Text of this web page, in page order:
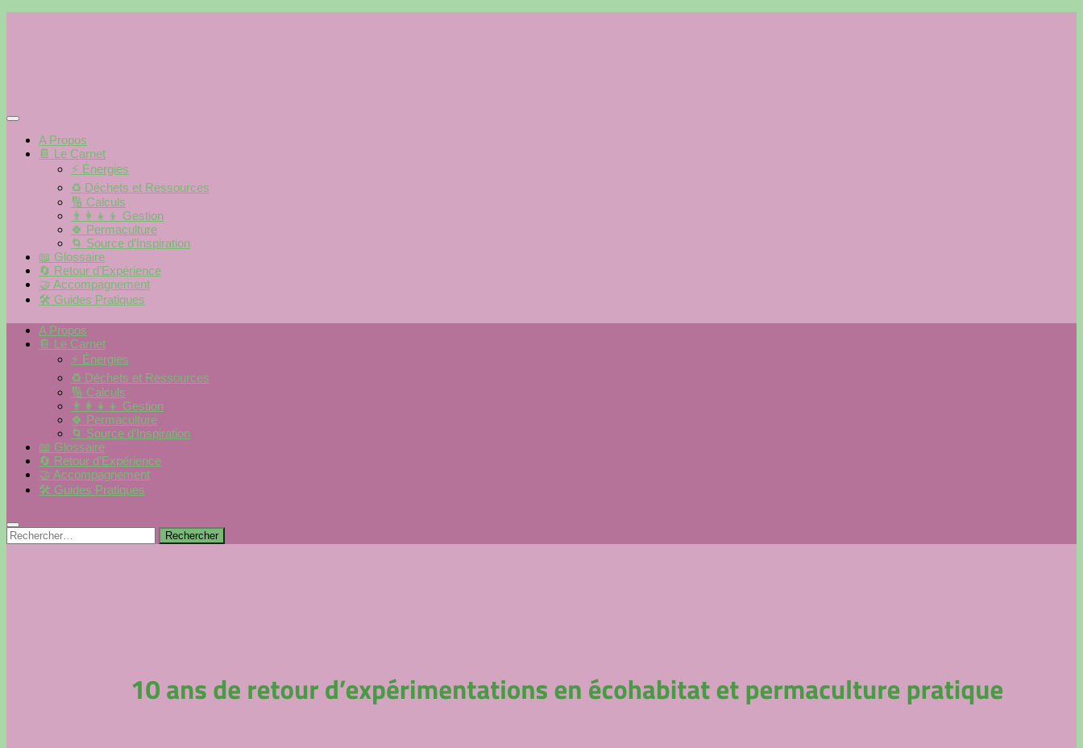
A Propos
📔 Le Carnet
⚡️ Énergies
♻️ Déchets et Ressources
🔢 Calculs
👨‍👩‍👧‍👦 Gestion
🍀 Permaculture
🌀 Source d’Inspiration
📖 Glossaire
🔄 Retour d’Expérience
🤝 Accompagnement
🛠 Guides Pratiques
A Propos
📔 Le Carnet
⚡️ Énergies
♻️ Déchets et Ressources
🔢 Calculs
👨‍👩‍👧‍👦 Gestion
🍀 Permaculture
🌀 Source d’Inspiration
📖 Glossaire
🔄 Retour d’Expérience
🤝 Accompagnement
🛠 Guides Pratiques
Rechercher :